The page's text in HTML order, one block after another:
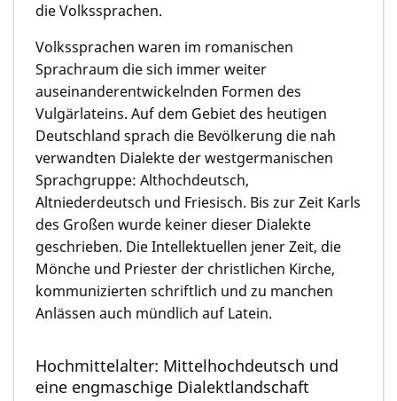
die Volkssprachen.
Volkssprachen waren im romanischen
Sprachraum die sich immer weiter
auseinanderentwickelnden Formen des
Vulgärlateins. Auf dem Gebiet des heutigen
Deutschland sprach die Bevölkerung die nah
verwandten Dialekte der westgermanischen
Sprachgruppe: Althochdeutsch,
Altniederdeutsch und Friesisch. Bis zur Zeit Karls
des Großen wurde keiner dieser Dialekte
geschrieben. Die Intellektuellen jener Zeit, die
Mönche und Priester der christlichen Kirche,
kommunizierten schriftlich und zu manchen
Anlässen auch mündlich auf Latein.
Hochmittelalter: Mittelhochdeutsch und
eine engmaschige Dialektlandschaft